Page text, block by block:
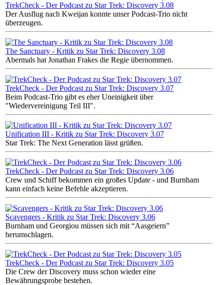
TrekCheck - Der Podcast zu Star Trek: Discovery 3.08
Der Ausflug nach Kweijan konnte unser Podcast-Trio nicht
überzeugen.
The Sanctuary - Kritik zu Star Trek: Discovery 3.08
Abermals hat Jonathan Frakes die Regie übernommen.
TrekCheck - Der Podcast zu Star Trek: Discovery 3.07
Beim Podcast-Trio gibt es eher Uneinigkeit über
"Wiedervereinigung Teil III".
Unification III - Kritik zu Star Trek: Discovery 3.07
Star Trek: The Next Generation lässt grüßen.
TrekCheck - Der Podcast zu Star Trek: Discovery 3.06
Crew und Schiff bekommen ein großes Update - und Burnham
kann einfach keine Befehle akzeptieren.
Scavengers - Kritik zu Star Trek: Discovery 3.06
Burnham und Georgiou müssen sich mit “Aasgeiern”
herumschlagen.
TrekCheck - Der Podcast zu Star Trek: Discovery 3.05
Die Crew der Discovery muss schon wieder eine
Bewährungsprobe bestehen.